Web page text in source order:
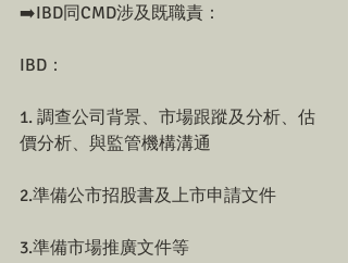
➡️IBD同CMD涉及既職責：
IBD：
1. 調查公司背景、市場跟蹤及分析、估
價分析、與監管機構溝通
2.準備公市招股書及上市申請文件
3.準備市場推廣文件等